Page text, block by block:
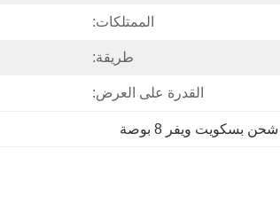
الممتلكات:
طريقة:
القدرة على العرض:
بسكويت ويفر 8 بوصة